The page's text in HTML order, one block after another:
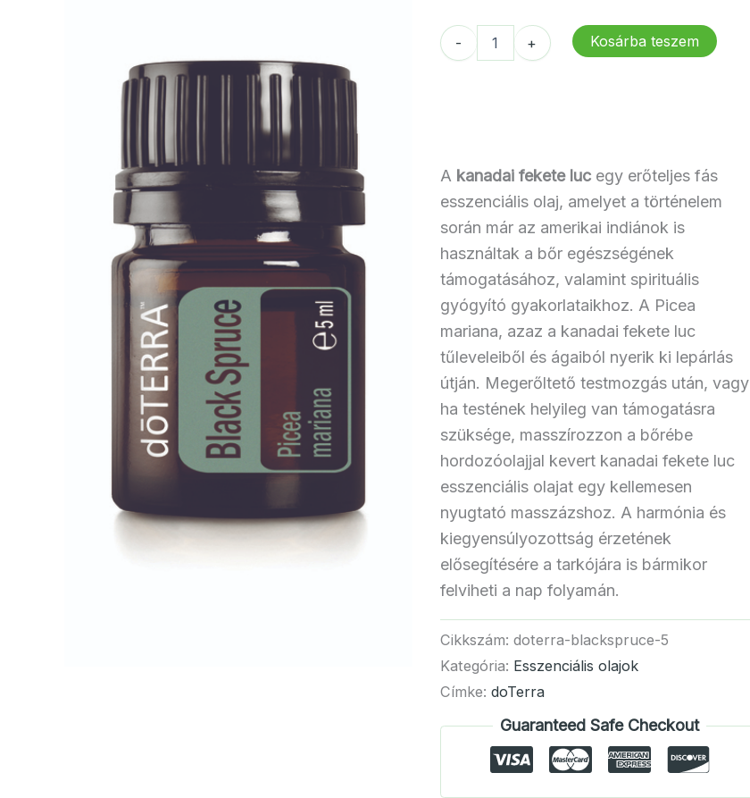
462 Ft.
538 Ft.
-
dōTERRA
Kanadai
+ Kosárba teszem
A kanadai fekete lucegy erőteljes fás
esszenciális olaj, amelyet a történelem
során már az amerikai indiánok is
használtak a bőr egészségének
támogatásához, valamint spirituális
gyógyító gyakorlataikhoz. A Picea
mariana, azaz a kanadai fekete luc
tűleveleiből és ágaiból nyerik ki lepárlás
útján. Megerőltető testmozgás után, vagy
ha testének helyileg van támogatásra
szüksége, masszírozzon a bőrébe
hordozóolajjal kevert kanadai fekete luc
esszenciális olajat egy kellemesen
nyugtató masszázshoz. A harmónia és
kiegyensúlyozottság érzetének
elősegítésére a tarkójára is bármikor
felviheti a nap folyamán.
Cikkszám: doterra-blackspruce-5
Kategória: Esszenciális olajok
Címke: doTerra
Guaranteed Safe Checkout